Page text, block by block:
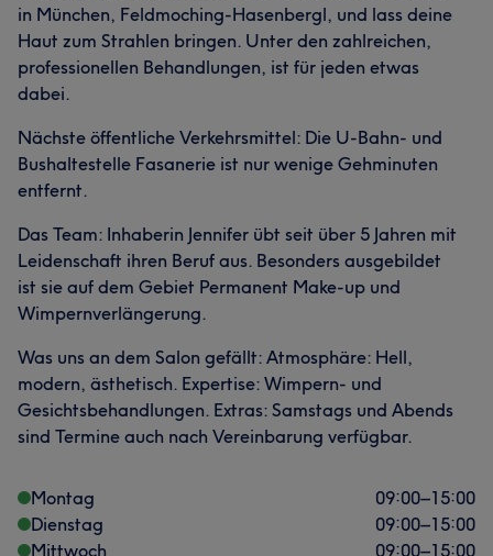
in München, Feldmoching-Hasenbergl, und lass deine
Haut zum Strahlen bringen. Unter den zahlreichen,
professionellen Behandlungen, ist für jeden etwas
dabei.
Nächste öffentliche Verkehrsmittel: Die U-Bahn- und
Bushaltestelle Fasanerie ist nur wenige Gehminuten
entfernt.
Das Team: Inhaberin Jennifer übt seit über 5 Jahren mit
Leidenschaft ihren Beruf aus. Besonders ausgebildet
ist sie auf dem Gebiet Permanent Make-up und
Wimpernverlängerung.
Was uns an dem Salon gefällt: Atmosphäre: Hell,
modern, ästhetisch. Expertise: Wimpern- und
Gesichtsbehandlungen. Extras: Samstags und Abends
sind Termine auch nach Vereinbarung verfügbar.
Montag 09:00–15:00
Dienstag
09:00–15:00
Mittwoch
09:00–15:00